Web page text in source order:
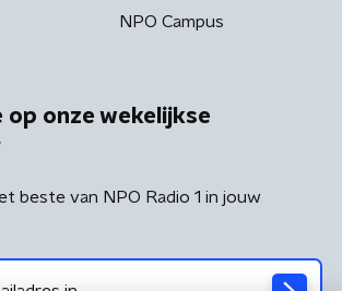
NPO Campus
op onze wekelijkse
beste van NPO Radio 1 in jouw